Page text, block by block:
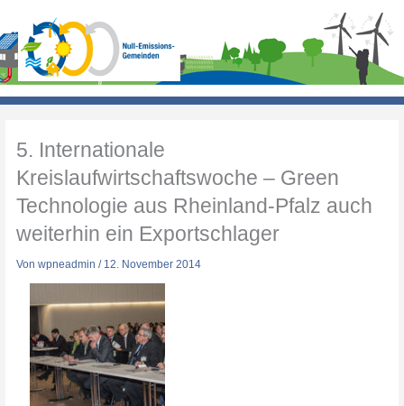
springen
5. Internationale
Kreislaufwirtschaftswoche – Green
Technologie aus Rheinland-Pfalz auch
weiterhin ein Exportschlager
Vonwpneadmin/ 12. November 2014